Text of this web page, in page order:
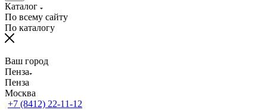
Каталог
По всему сайту
По каталогу
Ваш город
Пенза
Пенза
Москва
+7 (8412) 22-11-12